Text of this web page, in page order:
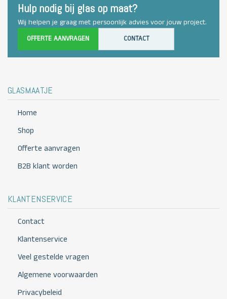
Hulp nodig bij glas op maat?
Wij helpen je graag met persoonlijk advies voor jouw project.
OFFERTE AANVRAGEN CONTACT
GLASMAATJE
Home
Shop
Offerte aanvragen
B2B klant worden
KLANTENSERVICE
Contact
Klantenservice
Veel gestelde vragen
Algemene voorwaarden
Privacybeleid